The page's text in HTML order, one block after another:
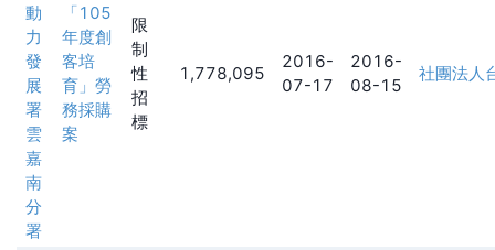
動
力
發
展
署
雲
嘉
南
分
署
「105
年度創
客培
育」勞
務採購
案
限
制
性
招
標
1,778,095
2016-
07-17
2016-
08-15
社團法人